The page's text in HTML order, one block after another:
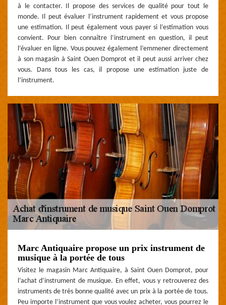
à le contacter. Il propose des services de qualité pour tout le
monde. Il peut évaluer l’instrument rapidement et vous propose
une estimation. Il peut également vous payer si l’estimation vous
convient. Pour bien connaître l’instrument en question, il peut
l’évaluer en ligne. Vous pouvez également l’emmener directement
à son magasin à Saint Ouen Domprot et il peut aussi arriver chez
vous. Dans tous les cas, il propose une estimation juste de
l’instrument.
Marc Antiquaire propose un prix instrument de
musique à la portée de tous
Visitez le magasin Marc Antiquaire, à Saint Ouen Domprot, pour
l’achat d’instrument de musique. En effet, vous y retrouverez des
instruments de très bonne qualité avec un prix à la portée de tous.
Peu importe l’instrument que vous voulez acheter, vous pourrez le